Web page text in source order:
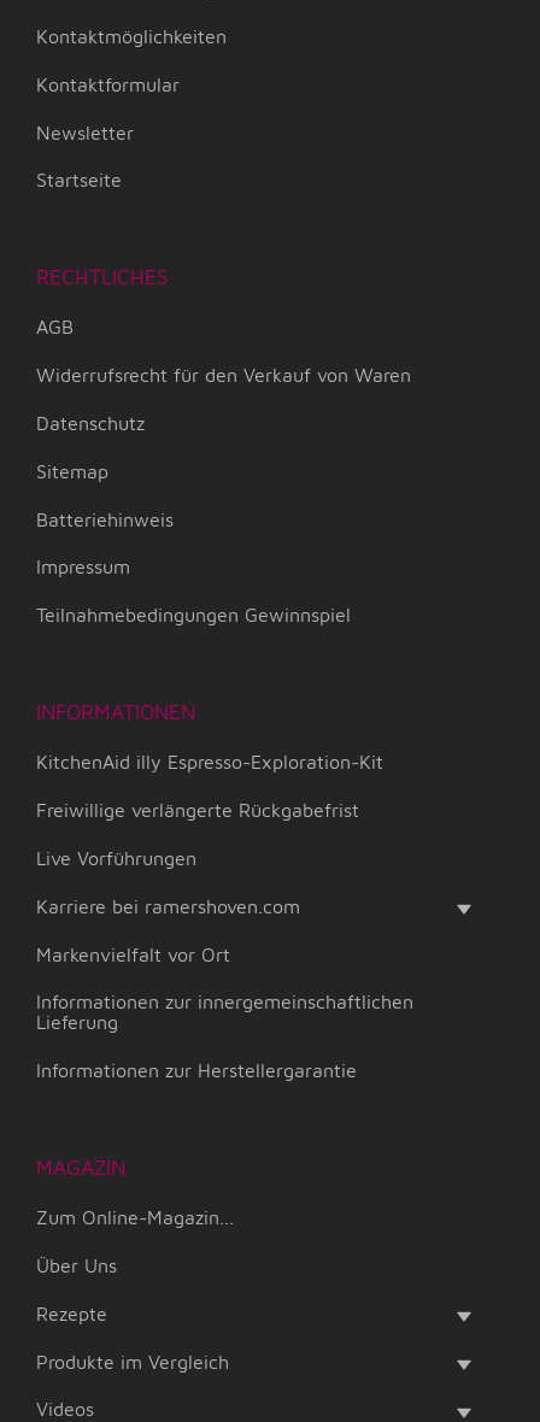
Kontaktmöglichkeiten
Kontaktformular
Newsletter
Startseite
RECHTLICHES
AGB
Widerrufsrecht für den Verkauf von Waren
Datenschutz
Sitemap
Batteriehinweis
Impressum
Teilnahmebedingungen Gewinnspiel
INFORMATIONEN
KitchenAid illy Espresso-Exploration-Kit
Freiwillige verlängerte Rückgabefrist
Live Vorführungen
Karriere bei ramershoven.com
Markenvielfalt vor Ort
Informationen zur innergemeinschaftlichen
Lieferung
Informationen zur Herstellergarantie
MAGAZIN
Zum Online-Magazin...
Über Uns
Rezepte
Produkte im Vergleich
Videos